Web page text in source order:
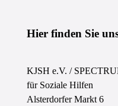
Hier finden Sie
KJSH e.V. /
für Soziale Hilfen
Alsterdorfer Markt 6